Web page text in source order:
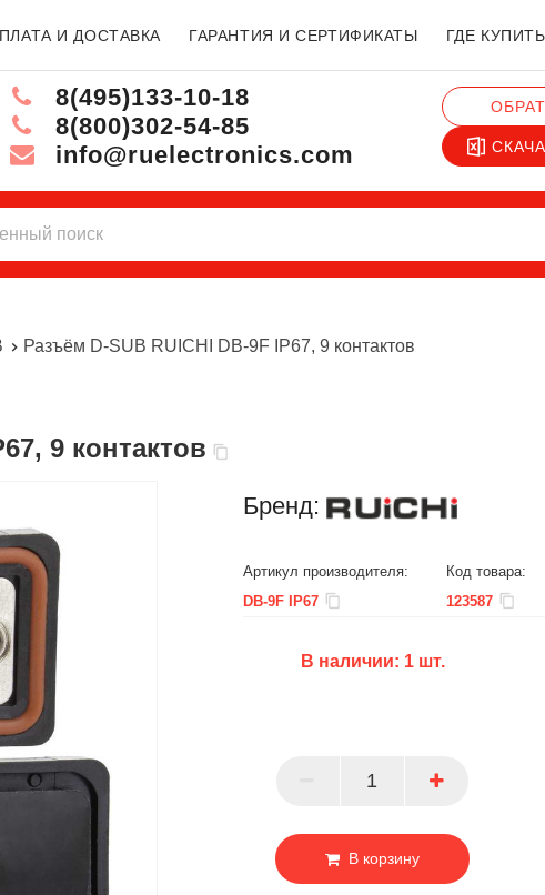
И ДОСТАВКА ГАРАНТИЯ И СЕРТИФИКАТЫ ГДЕ
8(495)133-10-18
8(800)302-54-85
info@ruelectronics.com
Разъём D-SUB RUICHI DB-9F IP67, 9 контактов
9 контактов
Бренд:
Артикул производителя:
DB-9F IP67
Код товара:
123587
В наличии: 1шт.
В корзину